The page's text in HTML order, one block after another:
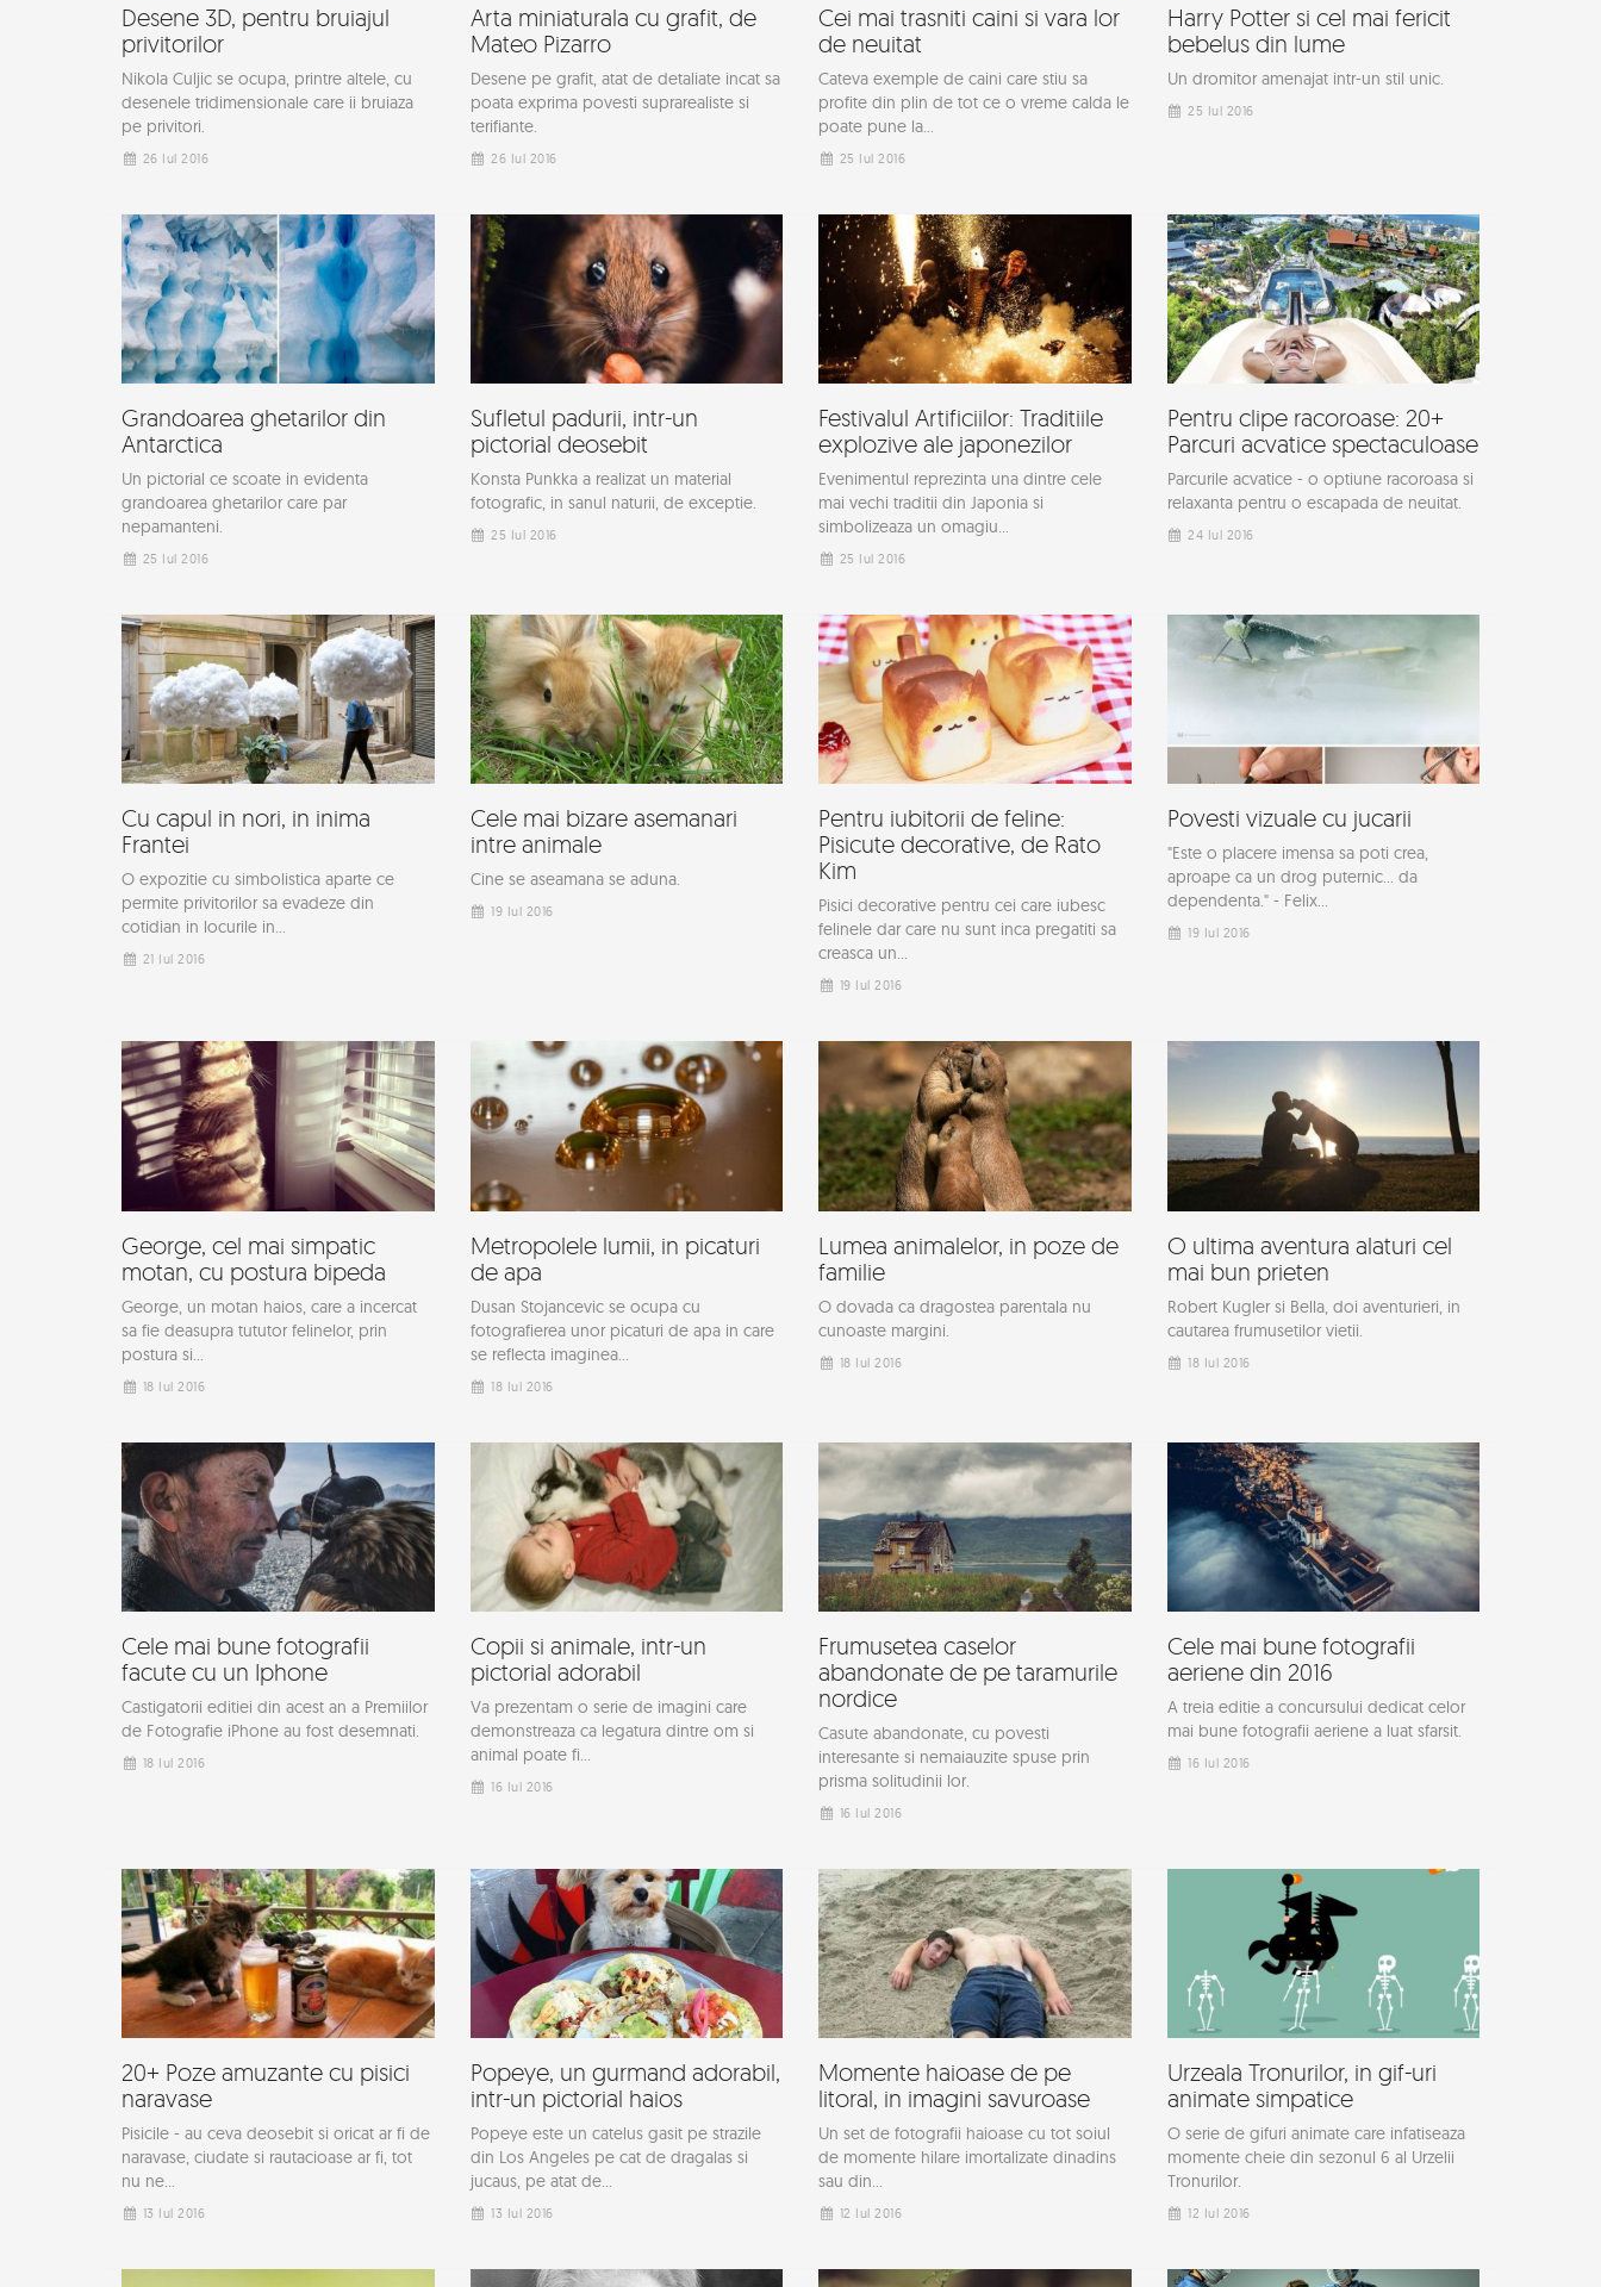
Desene 3D, pentru bruiajul
privitorilor
Nikola Culjic se ocupa, printre altele, cu
desenele tridimensionale care ii bruiaza
pe privitori.
26 Iul 2016
Arta miniaturala cu grafit, de
Mateo Pizarro
Desene pe grafit, atat de detaliate incat sa
poata exprima povesti suprarealiste si
terifiante.
26 Iul 2016
Cei mai trasniti caini si vara lor
de neuitat
Cateva exemple de caini care stiu sa
profite din plin de tot ce o vreme calda le
poate pune la...
25 Iul 2016
Harry Potter si cel mai fericit
bebelus din lume
Un dromitor amenajat intr-un stil unic.
25 Iul 2016
Grandoarea ghetarilor din
Antarctica
Un pictorial ce scoate in evidenta
grandoarea ghetarilor care par
nepamanteni.
25 Iul 2016
Sufletul padurii, intr-un
pictorial deosebit
Konsta Punkka a realizat un material
fotografic, in sanul naturii, de exceptie.
25 Iul 2016
Festivalul Artificiilor: Traditiile
explozive ale japonezilor
Evenimentul reprezinta una dintre cele
mai vechi traditii din Japonia si
simbolizeaza un omagiu...
25 Iul 2016
Pentru clipe racoroase: 20+
Parcuri acvatice spectaculoase
Parcurile acvatice - o optiune racoroasa si
relaxanta pentru o escapada de neuitat.
24 Iul 2016
Cu capul in nori, in inima
Frantei
O expozitie cu simbolistica aparte ce
permite privitorilor sa evadeze din
cotidian in locurile in...
21 Iul 2016
Cele mai bizare asemanari
intre animale
Cine se aseamana se aduna.
19 Iul 2016
Pentru iubitorii de feline:
Pisicute decorative, de Rato
Kim
Pisici decorative pentru cei care iubesc
felinele dar care nu sunt inca pregatiti sa
creasca un...
19 Iul 2016
Povesti vizuale cu jucarii
"Este o placere imensa sa poti crea,
aproape ca un drog puternic... da
dependenta." - Felix...
19 Iul 2016
George, cel mai simpatic
motan, cu postura bipeda
George, un motan haios, care a incercat
sa fie deasupra tututor felinelor, prin
postura si...
18 Iul 2016
Metropolele lumii, in picaturi
de apa
Dusan Stojancevic se ocupa cu
fotografierea unor picaturi de apa in care
se reflecta imaginea...
18 Iul 2016
Lumea animalelor, in poze de
familie
O dovada ca dragostea parentala nu
cunoaste margini.
18 Iul 2016
O ultima aventura alaturi cel
mai bun prieten
Robert Kugler si Bella, doi aventurieri, in
cautarea frumusetilor vietii.
18 Iul 2016
Cele mai bune fotografii
facute cu un Iphone
Castigatorii editiei din acest an a Premiilor
de Fotografie iPhone au fost desemnati.
18 Iul 2016
Copii si animale, intr-un
pictorial adorabil
Va prezentam o serie de imagini care
demonstreaza ca legatura dintre om si
animal poate fi...
16 Iul 2016
Frumusetea caselor
abandonate de pe taramurile
nordice
Casute abandonate, cu povesti
interesante si nemaiauzite spuse prin
prisma solitudinii lor.
16 Iul 2016
Cele mai bune fotografii
aeriene din 2016
A treia editie a concursului dedicat celor
mai bune fotografii aeriene a luat sfarsit.
16 Iul 2016
20+ Poze amuzante cu pisici
naravase
Pisicile - au ceva deosebit si oricat ar fi de
naravase, ciudate si rautacioase ar fi, tot
nu ne...
13 Iul 2016
Popeye, un gurmand adorabil,
intr-un pictorial haios
Popeye este un catelus gasit pe strazile
din Los Angeles pe cat de dragalas si
jucaus, pe atat de...
13 Iul 2016
Momente haioase de pe
litoral, in imagini savuroase
Un set de fotografii haioase cu tot soiul
de momente hilare imortalizate dinadins
sau din...
12 Iul 2016
Urzeala Tronurilor, in gif-uri
animate simpatice
O serie de gifuri animate care infatiseaza
momente cheie din sezonul 6 al Urzelii
Tronurilor.
12 Iul 2016